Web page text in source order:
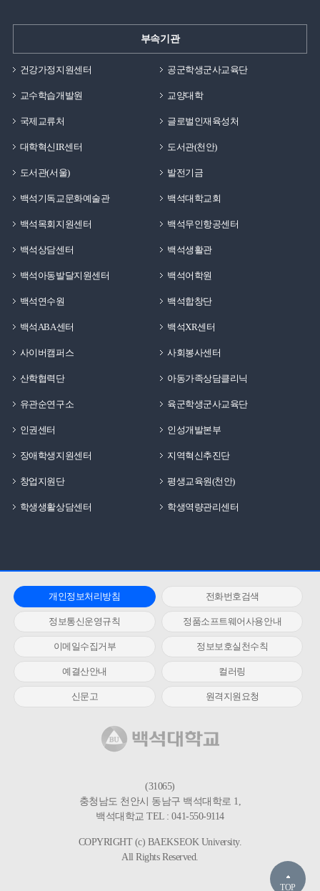
부속기관
건강가정지원센터 공군학생군사교육단
교수학습개발원 교양대학
국제교류처 글로벌인재육성처
대학혁신IR센터 도서관(천안)
도서관(서울) 발전기금
백석기독교문화예술관 백석대학교회
백석목회지원센터 백석무인항공센터
백석상담센터 백석생활관
백석아동발달지원센터 백석어학원
백석연수원 백석합창단
백석ABA센터 백석XR센터
사이버캠퍼스 사회봉사센터
산학협력단 아동가족상담클리닉
유관순연구소 육군학생군사교육단
인권센터 인성개발본부
장애학생지원센터 지역혁신추진단
창업지원단 평생교육원(천안)
학생생활상담센터 학생역량관리센터
개인정보처리방침 전화번호검색
정보통신운영규칙 정품소프트웨어사용안내
이메일수집거부 정보보호실천수칙
예결산안내 컬러링
신문고 원격지원요청
(31065)
충청남도 천안시 동남구 백석대학로 1,
백석대학교 TEL : 041-550-9114
COPYRIGHT (c) BAEKSEOK University.
All Rights Reserved.
TOP